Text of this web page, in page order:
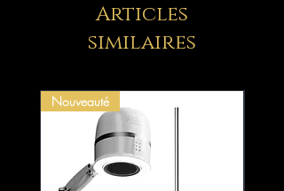
Articles
similaires
Nouveauté